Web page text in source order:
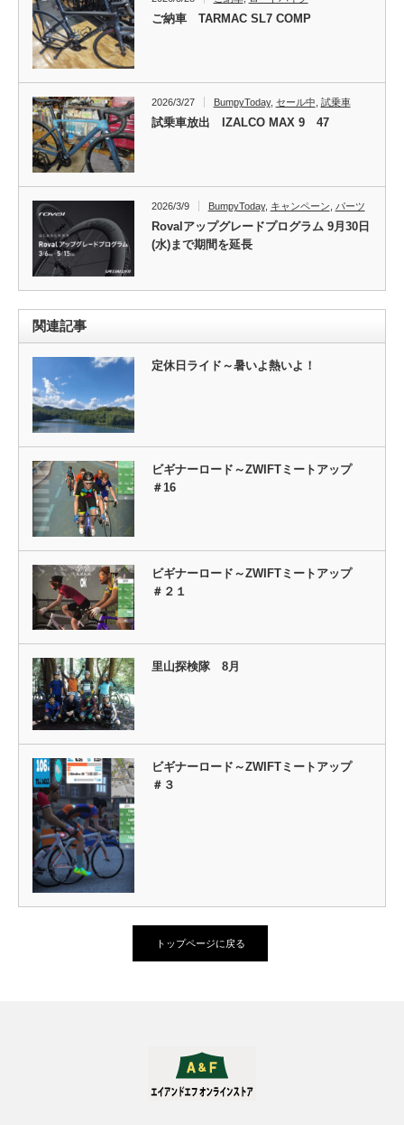
ご納車 TARMAC SL7 COMP
2026/3/27 BumpyToday, セール中 試乗車
試乗車放出 IZALCO MAX 9 47
2026/3/9 BumpyToday, キャンペーン パーツ
Rovalアップグレードプログラム 9月30日
(水)まで期間を延長
関連記事
定休日ライド～暑いよ熱いよ！
ビギナーロード～ZWIFTミートアップ
＃16
ビギナーロード～ZWIFTミートアップ
＃２１
里山探検隊 8月
ビギナーロード～ZWIFTミートアップ
＃３
トップページに戻る